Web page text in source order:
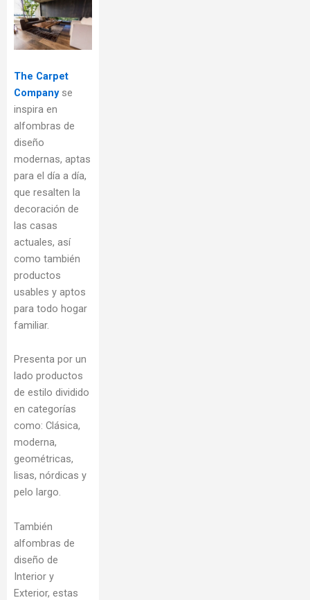
The Carpet
Companyse
inspira en
alfombras de
diseño
modernas, aptas
para el día a día,
que resalten la
decoración de
las casas
actuales, así
como también
productos
usables y aptos
para todo hogar
familiar.
Presenta por un
lado productos
de estilo dividido
en categorías
como: Clásica,
moderna,
geométricas,
lisas, nórdicas y
pelo largo.
También
alfombras de
diseño de
Interior y
Exterior, estas